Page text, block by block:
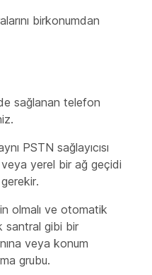
birkonumdan
sağlanan telefon
PSTN sağlayıcısı
veya yerel bir ağ geçidi
olmalı ve otomatik
santral gibi bir
veya konum
grubu.